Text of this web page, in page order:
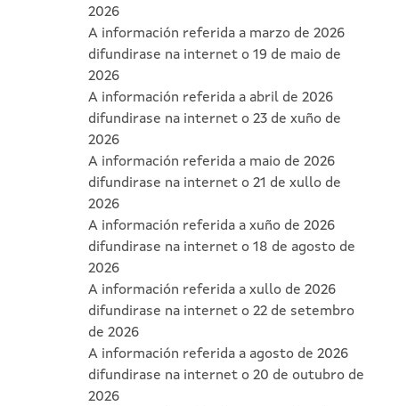
2026
A información referida a marzo de 2026
difundirase na internet o 19 de maio de
2026
A información referida a abril de 2026
difundirase na internet o 23 de xuño de
2026
A información referida a maio de 2026
difundirase na internet o 21 de xullo de
2026
A información referida a xuño de 2026
difundirase na internet o 18 de agosto de
2026
A información referida a xullo de 2026
difundirase na internet o 22 de setembro
de 2026
A información referida a agosto de 2026
difundirase na internet o 20 de outubro de
2026